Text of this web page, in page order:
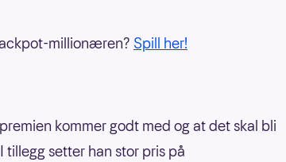
millionæren? Spill her!
kommer godt med og at det skal bli
setter han stor pris på